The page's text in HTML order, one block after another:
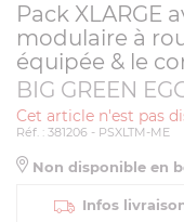
Pack XLARGE
modulaire à
équipée & le
BIG GREEN
Cet article n'est pas
Réf. : 381206 - PSXLTM-ME
Non disponible en
Infos